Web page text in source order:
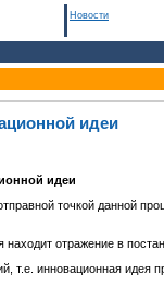
Новости
идеи
идеи
точкой данной
отражение в
инновационная идея